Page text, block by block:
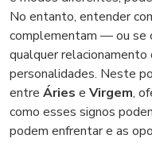
No entanto, entender
complementam — ou se
qualquer
personalidades. Neste
entre Áries e Virgem,
como esses signos
podem enfrentar e as